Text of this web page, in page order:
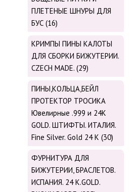
ПЛЕТЕНЫЕ ШНУРЫ ДЛЯ
БУС (16)
КРИМПЫ ПИНЫ КАЛОТЫ
ДЛЯ СБОРКИ БИЖУТЕРИИ.
CZECH MADE. (29)
ПИНЫ,КОЛЬЦА,БЕЙЛ
ПРОТЕКТОР ТРОСИКА
Ювелирные .999 и 24К
GOLD. ШТИФТЫ. ИТАЛИЯ.
Fine Silver. Gold 24 K (30)
ФУРНИТУРА ДЛЯ
БИЖУТЕРИИ, БРАСЛЕТОВ.
ИСПАНИЯ. 24 K.GOLD.